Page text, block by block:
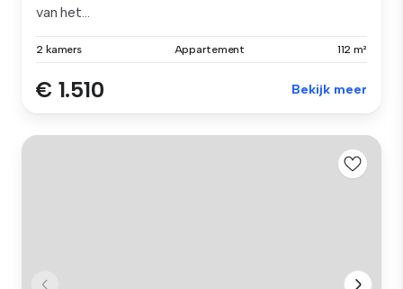
van het...
2 kamers Appartement 112 m²
€ 1.510 Bekijk meer